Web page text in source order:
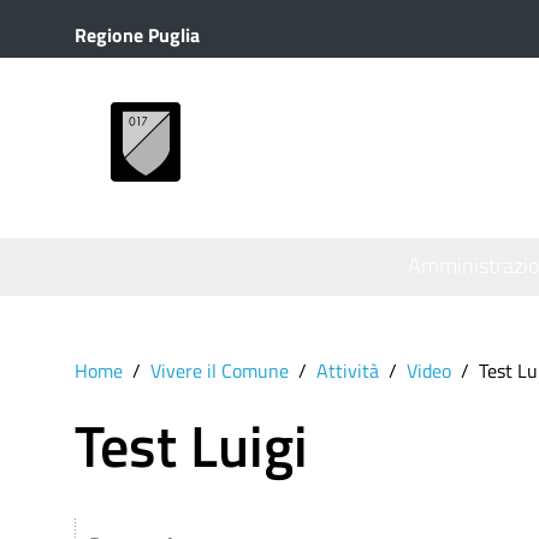
Regione Puglia
Home Vivere il Comune Attività Video Test
Test Luigi